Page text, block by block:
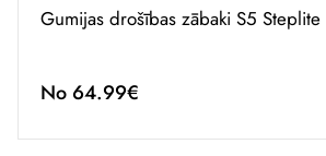
Gumijas drošības zābaki S5 Steplite
No 64.99€